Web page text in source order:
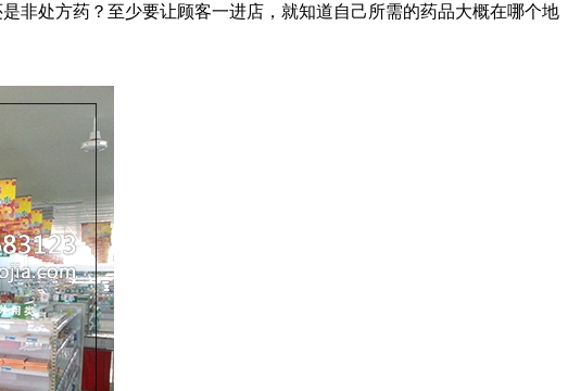
非处方药？至少要让顾客一进店，就知道自己所需的药品大概在哪个地